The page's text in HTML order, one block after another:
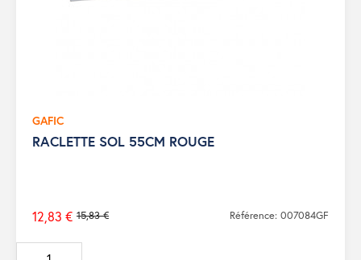
GAFIC
RACLETTE SOL 55CM ROUGE
Prix
de
15,83 €
12,83 € Référence: 007084GF